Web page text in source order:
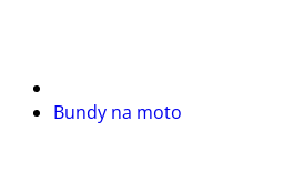
Bundy na moto